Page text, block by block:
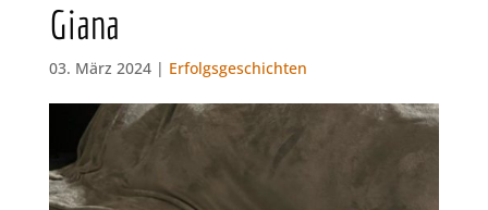
Giana
03. März 2024 | Erfolgsgeschichten